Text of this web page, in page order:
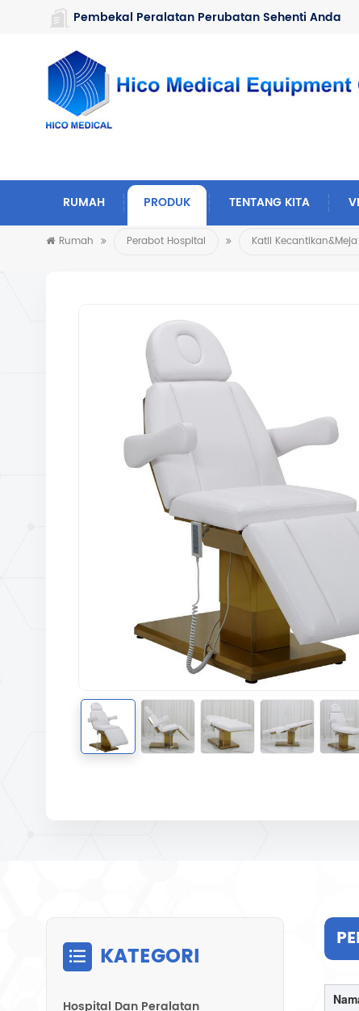
https://www.microsoft.com/en-us/microsoft-teams/log-in
Pembekal Peralatan Perubatan Sehenti Anda
RUMAH PRODUK TENTANG KITA
Rumah Perabot Hospital Katil
KATEGORI
Hospital Dan Peralatan